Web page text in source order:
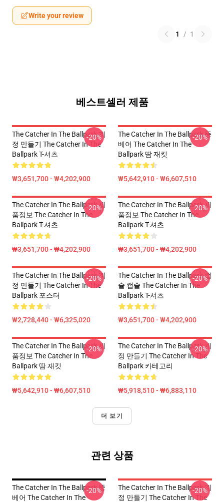
Write your review
1 / 1
베스트셀러 제품
The Catcher In The Ballpark 계
정 만들기 The Catcher In The
Ballpark T-셔츠
₩3,651,700 - ₩4,202,900
-20%
The Catcher In The Ballpark 뚱
베어 The Catcher In The
Ballpark 땀 재킷
₩5,642,910 - ₩6,607,510
-20%
The Catcher In The Ballpark 제
품정보 The Catcher In The
Ballpark T-셔츠
₩3,651,700 - ₩4,202,900
-20%
The Catcher In The Ballpark 제
품정보 The Catcher In The
Ballpark T-셔츠
₩3,651,700 - ₩4,202,900
-20%
The Catcher In The Ballpark 계
정 만들기 The Catcher In The
Ballpark 포스터
₩2,728,440 - ₩6,325,020
-20%
The Catcher In The Ballpark 캡
슐 캡슐 The Catcher In The
Ballpark T-셔츠
₩3,651,700 - ₩4,202,900
-20%
The Catcher In The Ballpark 제
품정보 The Catcher In The
Ballpark 땀 재킷
₩5,642,910 - ₩6,607,510
-20%
The Catcher In The Ballpark 계
정 만들기 The Catcher In The
Ballpark 카테고리
₩5,918,510 - ₩6,883,110
-20%
더 보기
관련 상품
The Catcher In The Ballpark 뚱
베어 The Catcher In The
-20%
The Catcher In The Ballpark 계
정 만들기 The Catcher In The
-20%